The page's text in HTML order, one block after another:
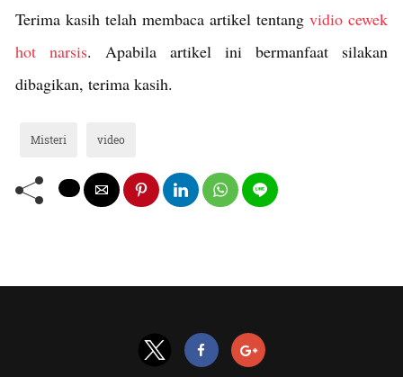
Terima kasih telah membaca artikel tentang vidio cewek
hot narsis. Apabila artikel ini bermanfaat silakan
dibagikan, terima kasih.
Misteri video